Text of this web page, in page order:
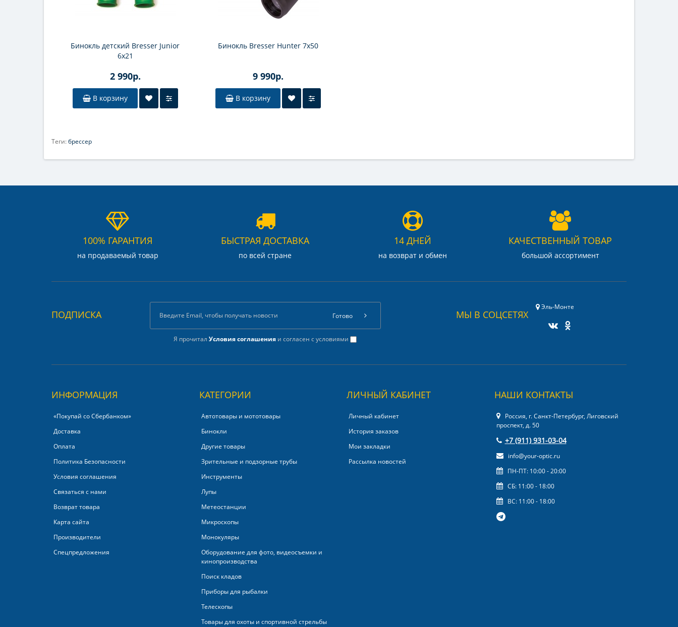
Бинокль детский Bresser Junior
6x21
2 990р.
В корзину
Бинокль Bresser Hunter 7x50
9 990р.
В корзину
Теги:брессер
100% ГАРАНТИЯ
на продаваемый товар
БЫСТРАЯ ДОСТАВКА
по всей стране
14 ДНЕЙ
на возврат и обмен
КАЧЕСТВЕННЫЙ ТОВАР
большой ассортимент
ПОДПИСКА
Я прочиталУсловия соглашения и согласен с условиями
Готово МЫ В СОЦСЕТЯХ
Эль-Монте
ИНФОРМАЦИЯ
«Покупай со Сбербанком»‎
Доставка
Оплата
Политика Безопасности
Условия соглашения
Связаться с нами
Возврат товара
Карта сайта
Производители
Спецпредложения
КАТЕГОРИИ
Автотовары и мототовары
Бинокли
Другие товары
Зрительные и подзорные трубы
Инструменты
Лупы
Метеостанции
Микроскопы
Монокуляры
Оборудование для фото, видеосъемки и
кинопроизводства
Поиск кладов
Приборы для рыбалки
Телескопы
Товары для охоты и спортивной стрельбы
ЛИЧНЫЙ КАБИНЕТ
Личный кабинет
История заказов
Мои закладки
Рассылка новостей
НАШИ КОНТАКТЫ
Россия, г. Санкт-Петербург, Лиговский
проспект, д. 50
+7 (911) 931-03-04
info@your-optic.ru
ПН-ПТ: 10:00 - 20:00
СБ: 11:00 - 18:00
ВС: 11:00 - 18:00